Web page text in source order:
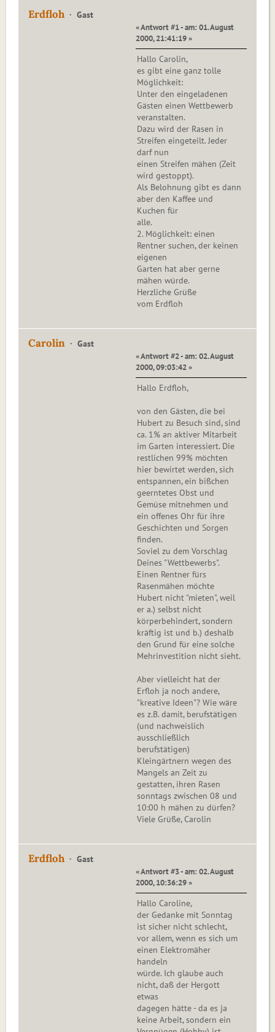
Erdfloh Gast
« Antwort #1 - am: 01. August
2000, 21:41:19 »
Hallo Carolin,
es gibt eine ganz tolle
Möglichkeit:
Unter den eingeladenen
Gästen einen Wettbewerb
veranstalten.
Dazu wird der Rasen in
Streifen eingeteilt. Jeder
darf nun
einen Streifen mähen (Zeit
wird gestoppt).
Als Belohnung gibt es dann
aber den Kaffee und
Kuchen für
alle.
2. Möglichkeit: einen
Rentner suchen, der keinen
eigenen
Garten hat aber gerne
mähen würde.
Herzliche Grüße
vom Erdfloh
Carolin Gast
« Antwort #2 - am: 02. August
2000, 09:03:42 »
Hallo Erdfloh,
von den Gästen, die bei
Hubert zu Besuch sind, sind
ca. 1% an aktiver Mitarbeit
im Garten interessiert. Die
restlichen 99% möchten
hier bewirtet werden, sich
entspannen, ein bißchen
geerntetes Obst und
Gemüse mitnehmen und
ein offenes Ohr für ihre
Geschichten und Sorgen
finden.
Soviel zu dem Vorschlag
Deines "Wettbewerbs".
Einen Rentner fürs
Rasenmähen möchte
Hubert nicht "mieten", weil
er a.) selbst nicht
körperbehindert, sondern
kräftig ist und b.) deshalb
den Grund für eine solche
Mehrinvestition nicht sieht.
Aber vielleicht hat der
Erfloh ja noch andere,
"kreative Ideen"? Wie wäre
es z.B. damit, berufstätigen
(und nachweislich
ausschließlich
berufstätigen)
Kleingärtnern wegen des
Mangels an Zeit zu
gestatten, ihren Rasen
sonntags zwischen 08 und
10:00 h mähen zu dürfen?
Viele Grüße, Carolin
Erdfloh Gast
« Antwort #3 - am: 02. August
2000, 10:36:29 »
Hallo Caroline,
der Gedanke mit Sonntag
ist sicher nicht schlecht,
vor allem, wenn es sich um
einen Elektromäher
handeln
würde. Ich glaube auch
nicht, daß der Hergott
etwas
dagegen hätte - da es ja
keine Arbeit, sondern ein